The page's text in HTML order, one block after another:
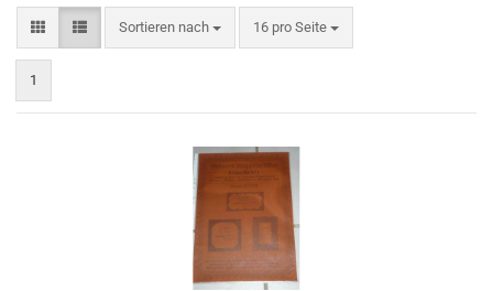
Sortieren nach
Sortieren nach 16 pro Seite
pro Seite
1